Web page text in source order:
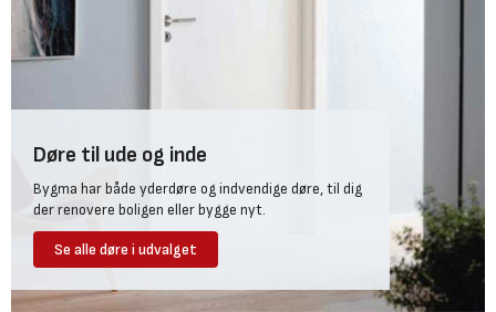
Døre til ude og inde
Bygma har både yderdøre og indvendige døre, til dig
der renovere boligen eller bygge nyt.
Se alle døre i udvalget